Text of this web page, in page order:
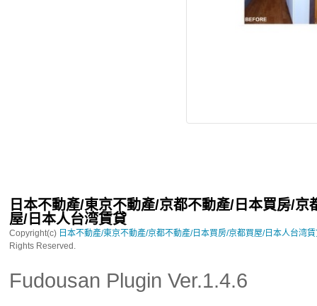
日本不動產/東京不動產/京都不動產/日本買房/京
屋/日本人台湾賃貸
Copyright(c) 日本不動產/東京不動產/京都不動產/日本買房/京都買屋/日本人台湾
Rights Reserved.
Fudousan Plugin Ver.1.4.6